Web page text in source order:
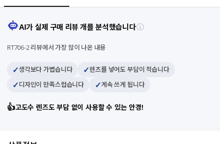
AI가 실제 구매 리뷰 개를 분석했습니다ⓘ
RT706-2 리뷰에서 가장 많이 나온 내용
✓생각보다 가볍습니다 ✓렌즈를 넣어도 부담이 적습니다
✓디자인이 만족스럽습니다 ✓계속 쓰게 됩니다
👍고도수 렌즈도 부담 없이 사용할 수 있는 안경!